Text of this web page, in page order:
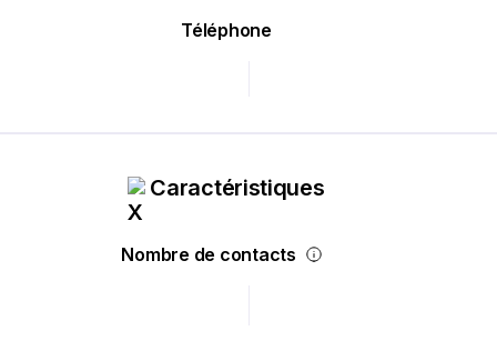
Téléphone
Caractéristiques
Nombre de contacts